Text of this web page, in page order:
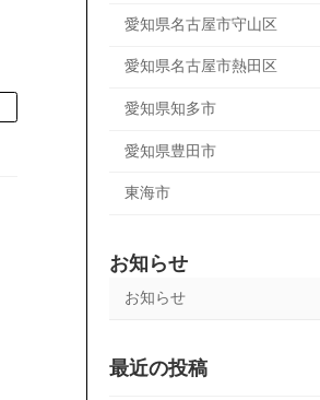
愛知県名古屋市守山区
愛知県名古屋市熱田区
愛知県知多市
愛知県豊田市
東海市
お知らせ
お知らせ
最近の投稿